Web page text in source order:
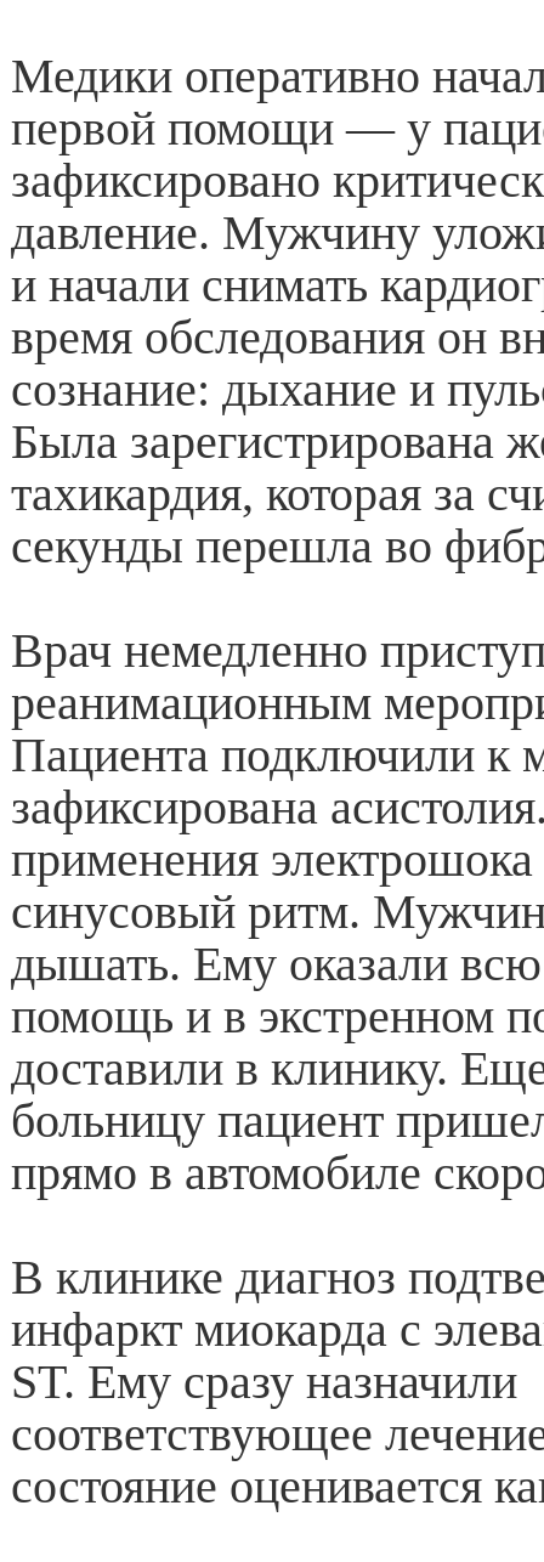
Медики оперативно
первой помощи — у
зафиксировано
давление. Мужчину
и начали снимать
время обследования он
сознание: дыхание и
Была зарегистрирована
тахикардия, которая за
секунды перешла во
Врач немедленно
реанимационным
Пациента подключили к
зафиксирована
применения электрошока
синусовый ритм.
дышать. Ему оказали
помощь и в экстренном
доставили в клинику.
больницу пациент
прямо в автомобиле
В клинике диагноз
инфаркт миокарда с
ST. Ему сразу назначили
соответствующее
состояние оценивается